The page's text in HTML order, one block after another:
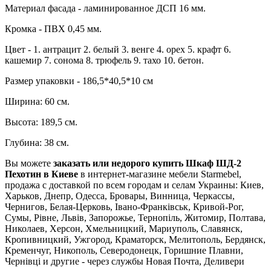
Материал фасада - ламинированное ДСП 16 мм.
Кромка - ПВХ 0,45 мм.
Цвет - 1. антрацит 2. белый 3. венге 4. орех 5. крафт 6.
кашемир 7. сонома 8. трюфель 9. тахо 10. бетон.
Размер упаковки - 186,5*40,5*10 см
Ширина: 60 см.
Высота: 189,5 см.
Глубина: 38 см.
Вы можете заказать или недорого купить Шкаф ШД-2
Пехотин в Киеве в интернет-магазине мебели Starmebel,
продажа с доставкой по всем городам и селам Украины: Киев,
Харьков, Днепр, Одесса, Бровары, Винница, Черкассы,
Чернигов, Белая-Церковь, Івано-Франківськ, Кривой-Рог,
Сумы, Рівне, Львів, Запорожье, Тернопіль, Житомир, Полтава,
Николаев, Херсон, Хмельницкий, Мариуполь, Славянск,
Кропивницкий, Ужгород, Краматорск, Мелитополь, Бердянск,
Кременчуг, Никополь, Северодонецк, Горишние Плавни,
Чернівці и другие - через службы Новая Почта, Деливери